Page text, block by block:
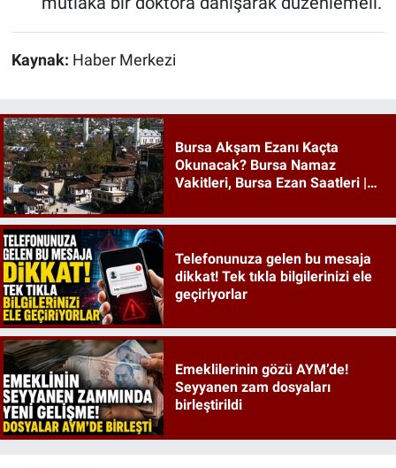
Kaynak: Haber Merkezi
Bursa Akşam Ezanı Kaçta
Okunacak? Bursa Namaz
Vakitleri, Bursa Ezan Saatleri |
Telefonunuza gelen bu mesaja
dikkat! Tek tıkla bilgilerinizi ele
geçiriyorlar
Emeklilerinin gözü AYM’de!
Seyyanen zam dosyaları
birleştirildi